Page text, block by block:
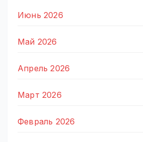
Июнь 2026
Май 2026
Апрель 2026
Март 2026
Февраль 2026